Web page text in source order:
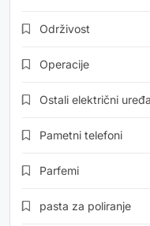
Održivost
Operacije
Ostali električni
Pametni telefoni
Parfemi
pasta za poliranje